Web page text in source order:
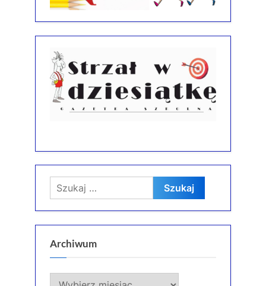
Szukaj:
Archiwum
Archiwum